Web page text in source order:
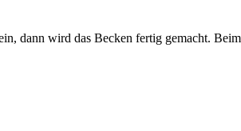
dann wird das Becken fertig gemacht.